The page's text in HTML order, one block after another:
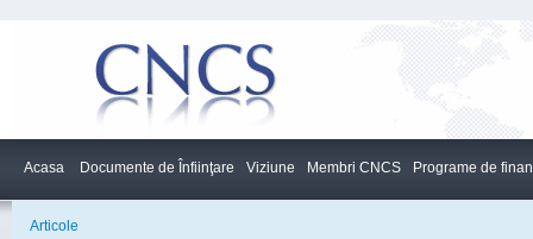
Acasa Documente de Înfiinţare Viziune Membri CNCS Programe de
Articole